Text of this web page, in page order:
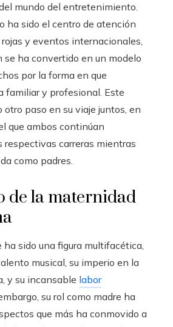
mundo del entretenimiento.
ha sido el centro de atención
y eventos internacionales,
se ha convertido en un modelo
por la forma en que
familiar y profesional. Este
otro paso en su viaje juntos, en
que ambos continúan
respectivas carreras mientras
como padres.
de la maternidad
sido una figura multifacética,
musical, su imperio en la
y su incansable labor
su rol como madre ha
que más ha conmovido a